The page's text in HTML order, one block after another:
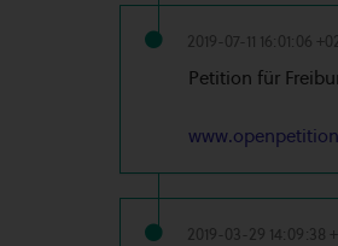
2019-07-11 16:01:06
Petition für
2019-03-29 14:09:38